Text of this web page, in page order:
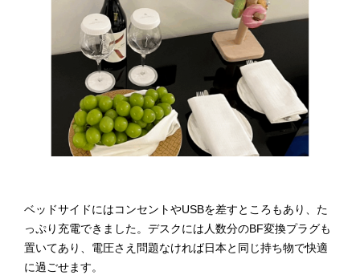
ベッドサイドにはコンセントやUSBを差すところもあり、た
っぷり充電できました。デスクには人数分のBF変換プラグも
置いてあり、電圧さえ問題なければ日本と同じ持ち物で快適
に過ごせます。